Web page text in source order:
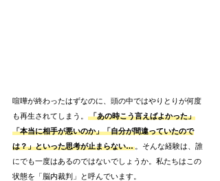
喧嘩が終わったはずなのに、頭の中ではやりとりが何度
も再生されてしまう。
「あの時こう言えばよかった」
「本当に相手が悪いのか」「自分が間違っていたので
は？」といった思考が止まらない… 。そんな経験は、誰
にでも一度はあるのではないでしょうか。私たちはこの
状態を「脳内裁判」と呼んでいます。